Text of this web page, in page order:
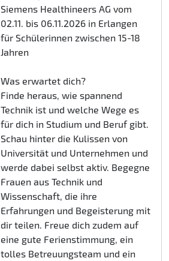
Siemens Healthineers AG vom
02.11. bis 06.11.2026 in Erlangen
für Schülerinnen zwischen 15-18
Jahren
Was erwartet dich?
Finde heraus, wie spannend
Technik ist und welche Wege es
für dich in Studium und Beruf gibt.
Schau hinter die Kulissen von
Universität und Unternehmen und
werde dabei selbst aktiv. Begegne
Frauen aus Technik und
Wissenschaft, die ihre
Erfahrungen und Begeisterung mit
dir teilen. Freue dich zudem auf
eine gute Ferienstimmung, ein
tolles Betreuungsteam und ein